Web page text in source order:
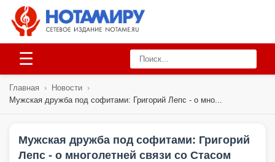
☰
Главная › Новости ›
Мужская дружба под софитами: Григорий Лепс - о мно...
Мужская дружба под софитами: Григорий
Лепс - о многолетней связи со Стасом